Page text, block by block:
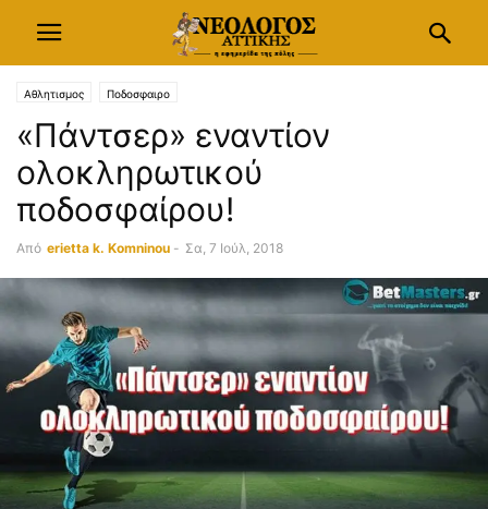
Αθλητισμος Ποδοσφαιρο
«Πάντσερ» εναντίον
ολοκληρωτικού
ποδοσφαίρου!
Από erietta k. Komninou - Σα, 7 Ιούλ, 2018